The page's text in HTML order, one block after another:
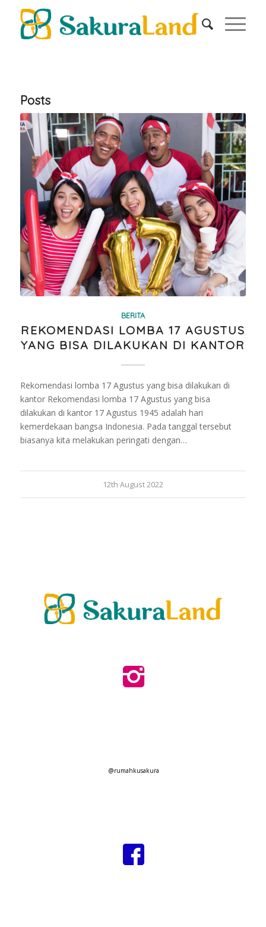
Posts
BERITA
REKOMENDASI LOMBA 17 AGUSTUS
YANG BISA DILAKUKAN DI KANTOR
Rekomendasi lomba 17 Agustus yang bisa dilakukan di
kantor Rekomendasi lomba 17 Agustus yang bisa
dilakukan di kantor 17 Agustus 1945 adalah hari
kemerdekaan bangsa Indonesia. Pada tanggal tersebut
biasanya kita melakukan peringati dengan…
12th August 2022
@rumahkusakura